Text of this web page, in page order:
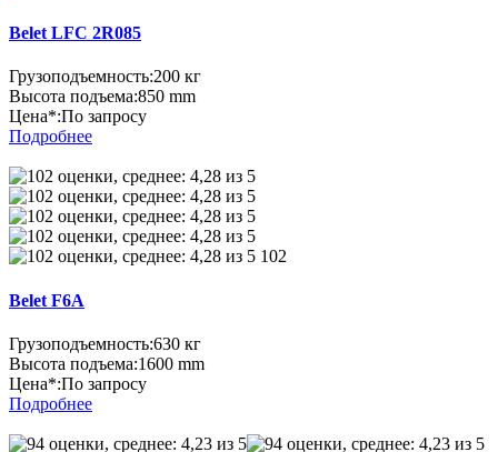
Belet LFC 2R085
Грузоподъемность:200 кг
Высота подъема:850 mm
Цена*:По запросу
Подробнее
102
Belet F6A
Грузоподъемность:630 кг
Высота подъема:1600 mm
Цена*:По запросу
Подробнее